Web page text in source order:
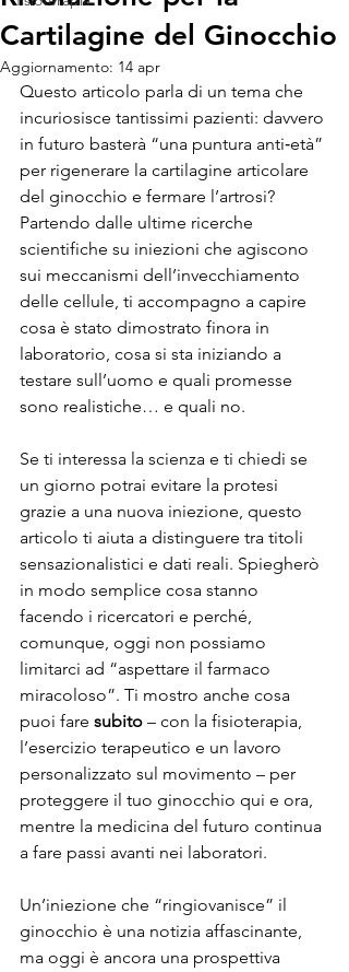
Cartilagine del Ginocchio
Aggiornamento: 14 apr
Questo articolo parla di un tema che
incuriosisce tantissimi pazienti: davvero
in futuro basterà “una puntura anti‑età”
per rigenerare la cartilagine articolare
del ginocchio e fermare l’artrosi?
Partendo dalle ultime ricerche
scientifiche su iniezioni che agiscono
sui meccanismi dell’invecchiamento
delle cellule, ti accompagno a capire
cosa è stato dimostrato finora in
laboratorio, cosa si sta iniziando a
testare sull’uomo e quali promesse
sono realistiche… e quali no.
Se ti interessa la scienza e ti chiedi se
un giorno potrai evitare la protesi
grazie a una nuova iniezione, questo
articolo ti aiuta a distinguere tra titoli
sensazionalistici e dati reali. Spiegherò
in modo semplice cosa stanno
facendo i ricercatori e perché,
comunque, oggi non possiamo
limitarci ad “aspettare il farmaco
miracoloso”. Ti mostro anche cosa
puoi fare subito – con la fisioterapia,
l’esercizio terapeutico e un lavoro
personalizzato sul movimento – per
proteggere il tuo ginocchio qui e ora,
mentre la medicina del futuro continua
a fare passi avanti nei laboratori.
Un’iniezione che “ringiovanisce” il
ginocchio è una notizia affascinante,
ma oggi è ancora una prospettiva